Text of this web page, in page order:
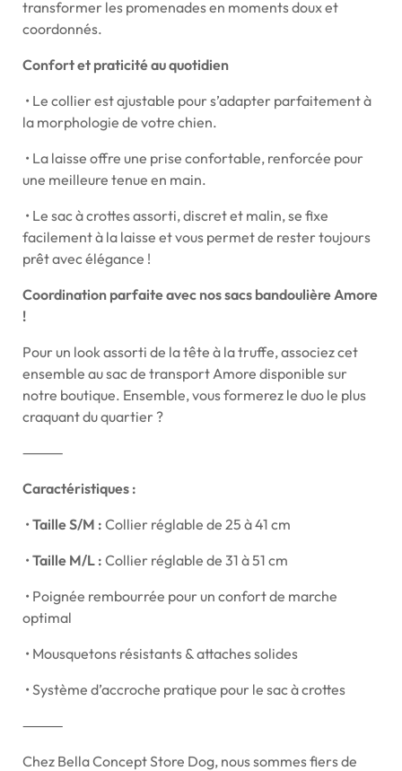
transformer les promenades en moments doux et
coordonnés.
Confort et praticité au quotidien
• Le collier est ajustable pour s’adapter parfaitement à
la morphologie de votre chien.
• La laisse offre une prise confortable, renforcée pour
une meilleure tenue en main.
• Le sac à crottes assorti, discret et malin, se fixe
facilement à la laisse et vous permet de rester toujours
prêt avec élégance !
Coordination parfaite avec nos sacs bandoulière Amore
!
Pour un look assorti de la tête à la truffe, associez cet
ensemble au sac de transport Amore disponible sur
notre boutique. Ensemble, vous formerez le duo le plus
craquant du quartier ?
⸻
Caractéristiques :
• Taille S/M : Collier réglable de 25 à 41 cm
• Taille M/L : Collier réglable de 31 à 51 cm
• Poignée rembourrée pour un confort de marche
optimal
• Mousquetons résistants & attaches solides
• Système d’accroche pratique pour le sac à crottes
⸻
Chez Bella Concept Store Dog, nous sommes fiers de